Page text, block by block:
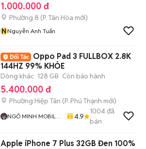
1.000.000 đ
Phường 8 (P. Tân Hòa mới)
NNguyễn Anh Tuấn
Oppo Pad 3 FULLBOX 2.8K
144HZ 99% KHỎE
Dòng khác 128 GB Còn bảo hành
5.400.000 đ
Phường Hiệp Tân (P. Phú Thạnh mới)
NGÔ MINH MOBILE
4.9
1004đã
bán
Apple iPhone 7 Plus 32GB Đen 100%